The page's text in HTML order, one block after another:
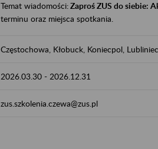
Temat wiadomości:Zaproś ZUS do siebie:
terminu oraz miejsca spotkania.
Częstochowa, Kłobuck, Koniecpol,
2026.03.30 - 2026.12.31
zus.szkolenia.czewa@zus.pl